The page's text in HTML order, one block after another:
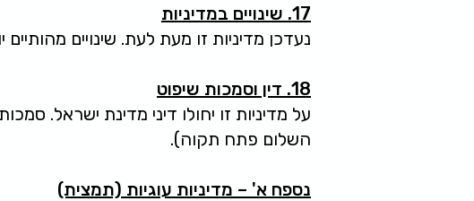
17. שינויים במדיניות
נעדכן מדיניות זו מעת לעת. שינויים
18. דין וסמכות שיפוט
על מדיניות זו יחולו דיני מדינת ישראל.
השלום פתח תקוה).
נספח א' – מדיניות עוגיות (תמצית)